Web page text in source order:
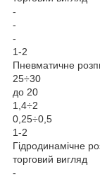
-
-
-
1-2
Пневматичне
25÷30
до 20
1,4÷2
0,25÷0,5
1-2
Гідродинамічне
торговий вигляд
-